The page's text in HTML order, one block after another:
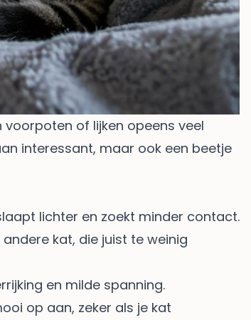
of lijken opeens veel
interessant, maar ook een beetje
lichter en zoekt minder contact.
kat, die juist te weinig
en milde spanning.
op aan, zeker als je kat